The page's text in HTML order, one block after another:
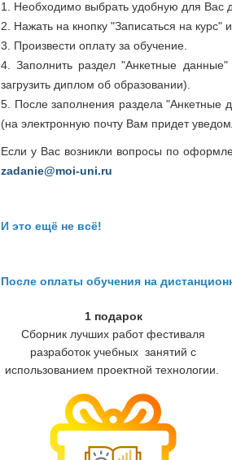
1. Необходимо выбрать удобную для Вас
2. Нажать на кнопку "Записаться на курс"
3. Произвести оплату за обучение.
4. Заполнить раздел "Анкетные
загрузить диплом об образовании).
5. После заполнения раздела "Анкетные
(на электронную почту Вам придет
Если у Вас возникли вопросы по
zadanie@moi-uni.ru
И это ещё не всё!
После оплаты обучения на
1 подарок
Сборник лучших работ фестиваля
разработок учебных занятий с
использованием проектной технологии.